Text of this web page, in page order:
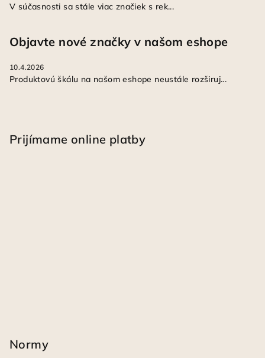
V súčasnosti sa stále viac značiek s rek...
Objavte nové značky v našom eshope
10.4.2026
Produktovú škálu na našom eshope neustále rozširuj...
Prijímame online platby
Normy